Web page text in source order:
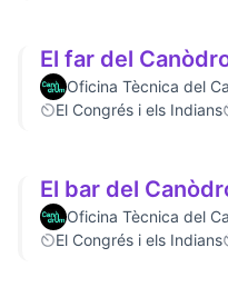
El far del
Oficina Tècnica del
El Congrés i els Indians
El bar del
Oficina Tècnica del
El Congrés i els Indians